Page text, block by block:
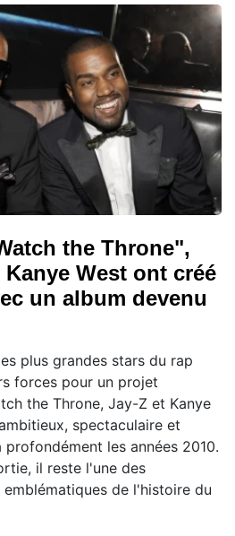
the Throne",
West ont créé
un album devenu
plus grandes stars du rap
forces pour un projet
the Throne, Jay-Z et Kanye
spectaculaire et
les années 2010.
il reste l'une des
de l'histoire du